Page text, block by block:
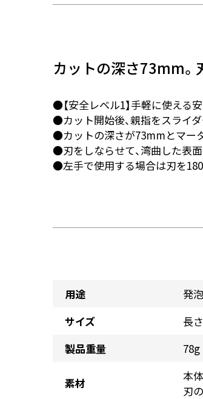
カットの深さ73mm。
●【安全レベル1】手軽に使える
●カット開始後、親指をスライ
●カットの深さが73mmとマー
●刃をしならせて、湾曲した表
●左手で使用する場合は刃を
用途
発
サイズ
長
製品重量
78g
素材
本
刃